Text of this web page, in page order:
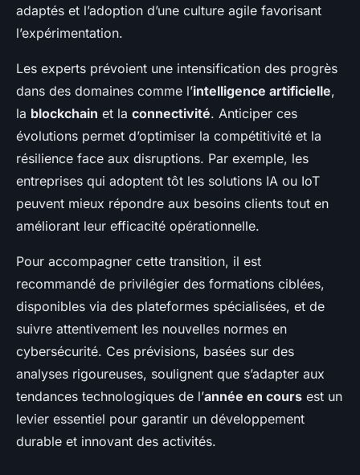
adaptés et l’adoption d’une culture agile favorisant
l’expérimentation.
Les experts prévoient une intensification des progrès
dans des domaines comme l’intelligence artificielle,
la blockchain et la connectivité. Anticiper ces
évolutions permet d’optimiser la compétitivité et la
résilience face aux disruptions. Par exemple, les
entreprises qui adoptent tôt les solutions IA ou IoT
peuvent mieux répondre aux besoins clients tout en
améliorant leur efficacité opérationnelle.
Pour accompagner cette transition, il est
recommandé de privilégier des formations ciblées,
disponibles via des plateformes spécialisées, et de
suivre attentivement les nouvelles normes en
cybersécurité. Ces prévisions, basées sur des
analyses rigoureuses, soulignent que s’adapter aux
tendances technologiques de l’année en cours est un
levier essentiel pour garantir un développement
durable et innovant des activités.